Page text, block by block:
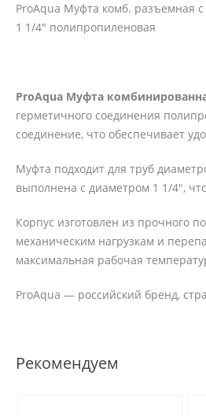
ProAqua Муфта комб. разъемная
1 1/4" полипропиленовая
ProAqua Муфта
герметичного соединения
соединение, что обеспечивает
Муфта подходит для труб
выполнена с диаметром 1 1/4",
Корпус изготовлен из прочного
механическим нагрузкам и
максимальная рабочая
ProAqua — российский бренд,
Рекомендуем